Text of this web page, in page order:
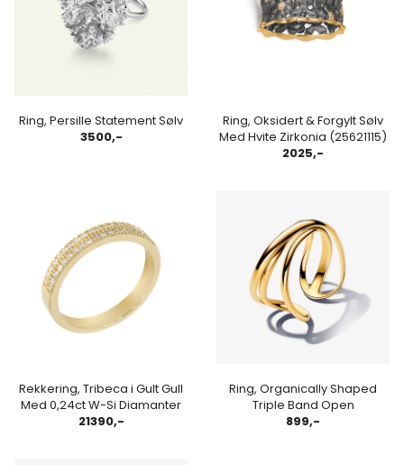
Ring, Persille Statement Sølv
3500,-
Ring, Oksidert & Forgylt Sølv
Med Hvite Zirkonia (25621115)
2025,-
Rekkering, Tribeca i Gult Gull
Med 0,24ct W-Si Diamanter
21390,-
Ring, Organically Shaped
Triple Band Open
899,-